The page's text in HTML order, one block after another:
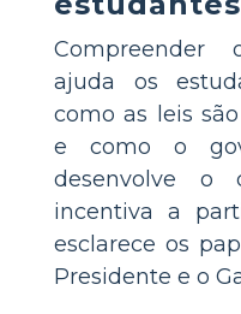
Compreender
ajuda os
como as leis
e como o
desenvolve o
incentiva a
esclarece os
Presidente e o